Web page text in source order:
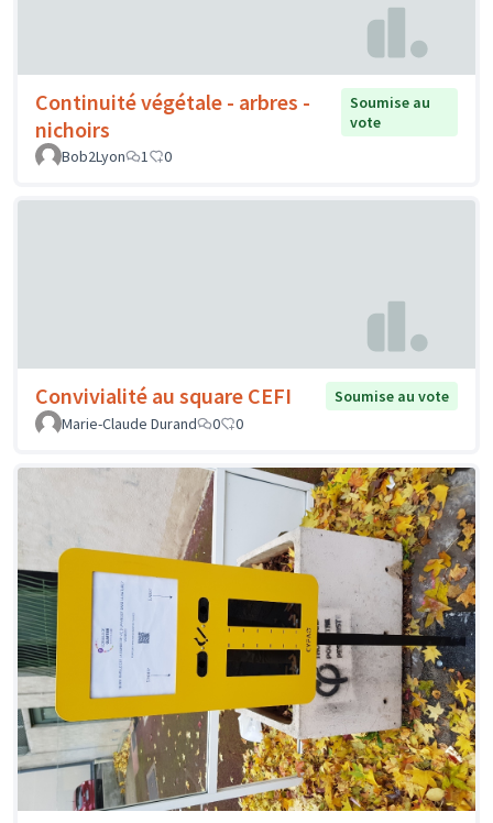
Continuité végétale - arbres -
nichoirs
Soumise au
vote
Bob2Lyon
1 0
Convivialité au square CEFI
Soumise au vote
Marie-Claude Durand
0 0